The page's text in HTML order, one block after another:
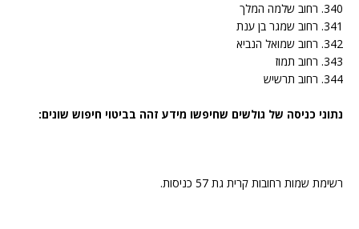
340. רחוב שלמה המלך
341. רחוב שמגר בן ענת
342. רחוב שמואל הנביא
343. רחוב תמוז
344. רחוב תרשיש
נתוני כניסה של גולשים שחיפשו מידע זהה בביטוי חיפוש שונים:
רשימת שמות רחובות קרית גת 57 כניסות.